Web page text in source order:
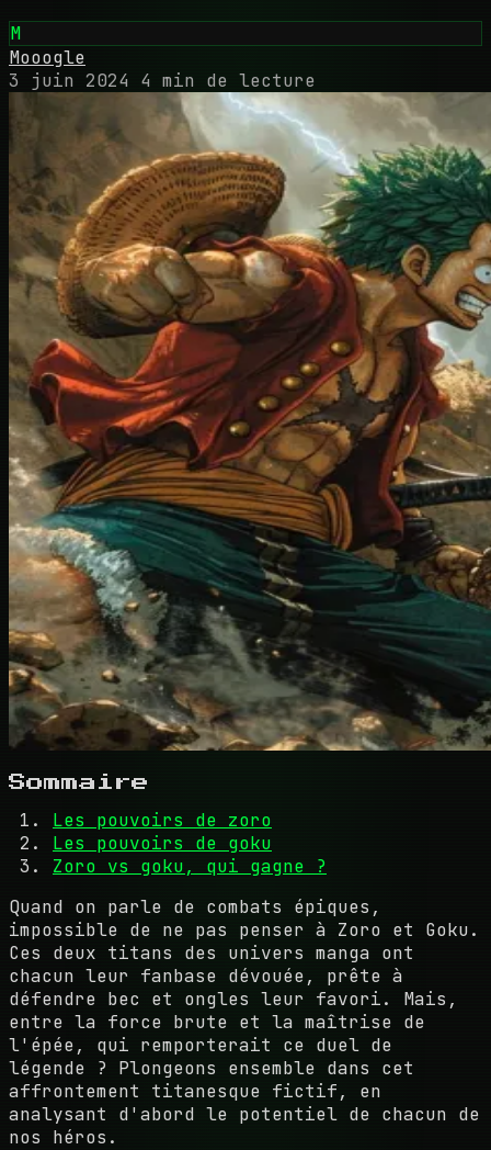
M
Mooogle
3 juin 2024 4 min de lecture
Sommaire
Les pouvoirs de zoro
Les pouvoirs de goku
Zoro vs goku, qui gagne ?
Quand on parle de combats épiques,
impossible de ne pas penser à Zoro et Goku.
Ces deux titans des univers manga ont
chacun leur fanbase dévouée, prête à
défendre bec et ongles leur favori. Mais,
entre la force brute et la maîtrise de
l'épée, qui remporterait ce duel de
légende ? Plongeons ensemble dans cet
affrontement titanesque fictif, en
analysant d'abord le potentiel de chacun de
nos héros.